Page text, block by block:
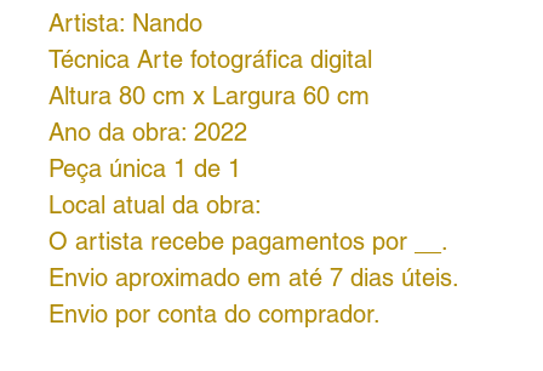
Artista: Nando
Técnica Arte fotográfica digital
Altura 80 cm x Largura 60 cm
Ano da obra: 2022
Peça única 1 de 1
Local atual da obra:
O artista recebe pagamentos por __.
Envio aproximado em até 7 dias úteis.
Envio por conta do comprador.